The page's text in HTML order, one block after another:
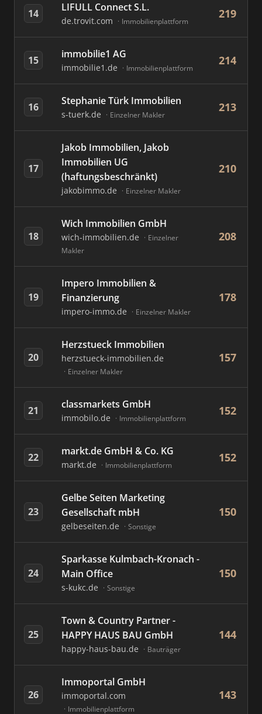
14 LIFULL Connect S.L.
de.trovit.com Immobilienplattform
219
15 immobilie1 AG
immobilie1.de Immobilienplattform
214
16 Stephanie Türk Immobilien
s-tuerk.de Einzelner Makler
213
17
Jakob Immobilien, Jakob
Immobilien UG
(haftungsbeschränkt)
jakobimmo.de Einzelner Makler
210
18
Wich Immobilien GmbH
wich-immobilien.de
Einzelner
Makler
208
19
Impero Immobilien &
Finanzierung
impero-immo.de Einzelner Makler
178
20
Herzstueck Immobilien
herzstueck-immobilien.de
Einzelner Makler
157
21 classmarkets GmbH
immobilo.de Immobilienplattform
152
22 markt.de GmbH & Co. KG
markt.de Immobilienplattform
152
23
Gelbe Seiten Marketing
Gesellschaft mbH
gelbeseiten.de Sonstige
150
24
Sparkasse Kulmbach-Kronach -
Main Office
s-kukc.de Sonstige
150
25
Town & Country Partner -
HAPPY HAUS BAU GmbH
happy-haus-bau.de Bauträger
144
26
Immoportal GmbH
immoportal.com
Immobilienplattform
143